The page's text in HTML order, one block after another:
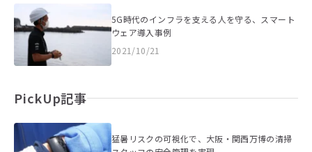
5G時代のインフラを支える人を守る、スマート
ウェア導入事例
2021/10/21
PickUp記事
猛暑リスクの可視化で、大阪・関西万博の清掃